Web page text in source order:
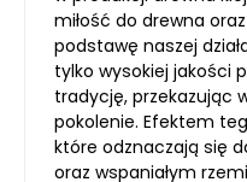
miłość do drewna
podstawę naszej
tylko wysokiej jakości
tradycję, przekazując
pokolenie. Efektem
które odznaczają się
oraz wspaniałym